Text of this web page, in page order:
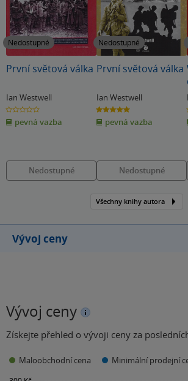
Nedostupné
První světová válka
Ian Westwell
0.0
z
5
hvězdiček
pevná vazba
Nedostupné
Nedostupné
První světová válka
Ian Westwell
5.0
z
5
hvězdiček
pevná vazba
Nedostupné
z
Všechny knihy autora
Vývoj ceny
Vývoj ceny
Získejte přehled o vývoji ceny za
Maloobchodní cena Minimální prodejní